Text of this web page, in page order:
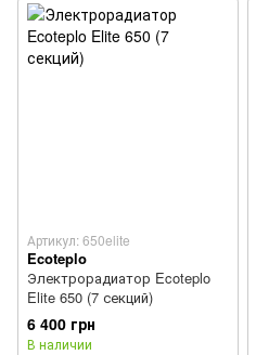
Артикул: 650elite
Ecoteplo
Электрорадиатор Ecoteplo
Elite 650 (7 секций)
6 400 грн
В наличии